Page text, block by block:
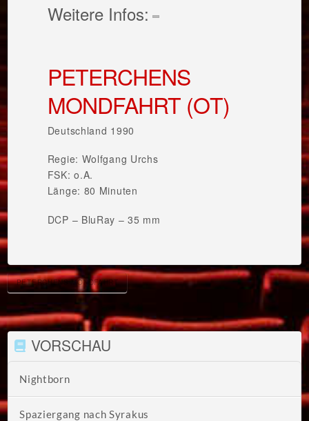
Weitere Infos:
PETERCHENS
MONDFAHRT (OT)
Deutschland 1990
Regie: Wolfgang Urchs
FSK: o.A.
Länge: 80 Minuten
DCP – BluRay – 35 mm
PETERCHENS MONDFAHRT
VORSCHAU
Nightborn
Spaziergang nach Syrakus